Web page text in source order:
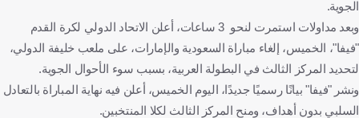
الجوية.
وبعد مداولات استمرت لنحو 3 ساعات، أعلن الاتحاد الدولي لكرة القدم
"فيفا"، الخميس، إلغاء مباراة السعودية والإمارات، على ملعب خليفة الدولي،
لتحديد المركز الثالث في البطولة العربية، بسبب سوء الأحوال الجوية.
ونشر "فيفا" بيانًا رسميًا جديدًا، اليوم الخميس، أعلن فيه نهاية المباراة بالتعادل
السلبي بدون أهداف، ومنح المركز الثالث لكلا المنتخبين.